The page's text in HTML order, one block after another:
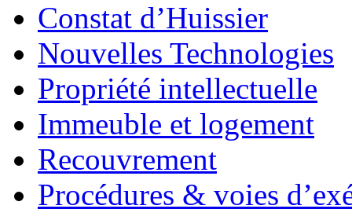
Constat d’Huissier
Nouvelles Technologies
Propriété intellectuelle
Immeuble et logement
Recouvrement
Procédures & voies